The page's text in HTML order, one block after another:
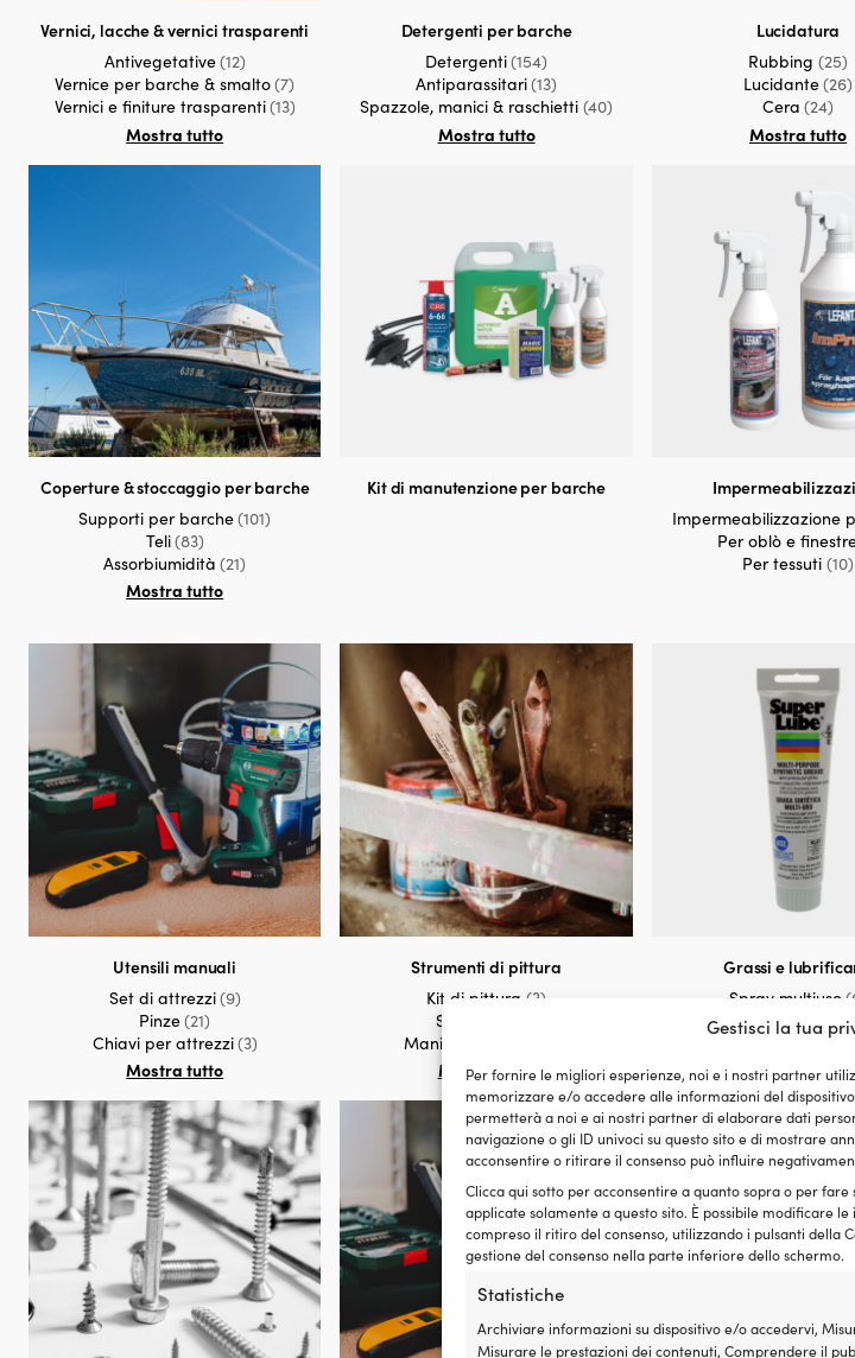
Gestisci la tua
Per fornire le migliori esperienze, noi e i nostri partner
memorizzare e/o accedere alle informazioni del
permetterà a noi e ai nostri partner di elaborare dati
navigazione o gli ID univoci su questo sito e di mostrare
acconsentire o ritirare il consenso può influire
Clicca qui sotto per acconsentire a quanto sopra o per
applicate solamente a questo sito. È possibile modificare
compreso il ritiro del consenso, utilizzando i pulsanti della
gestione del consenso nella parte inferiore dello schermo.
Statistiche
Archiviare informazioni su dispositivo e/o accedervi,
Misurare le prestazioni dei contenuti, Comprendere il
Vernici, lacche & vernici trasparenti
Antivegetative(12)
Vernice per barche & smalto(7)
Vernici e finiture trasparenti(13)
Mostra tutto
Detergenti per barche
Detergenti(154)
Antiparassitari(13)
Spazzole, manici & raschietti (40)
Mostra tutto
Lucidatura
Rubbing (25)
Lucidante(26)
Cera (24)
Mostra tutto
Coperture & stoccaggio per barche
Supporti per barche(101)
Teli(83)
Assorbiumidità (21)
Mostra tutto
Kit di manutenzione per barche
Impermeabilizzazione
Per oblò e
Per tessuti (10)
Utensili manuali
Set di attrezzi(9)
Pinze(21)
Chiavi per attrezzi(3)
Mostra tutto
Strumenti di pittura
Kit di pittura (3)
Set di rulli
Manicotti per rulli
Mostra tutto
Grassi e
Spray multiuso
Lubrificante
Grasso marino
Mostra tutto